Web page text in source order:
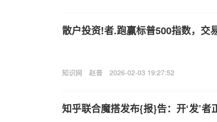
散户投资!者.跑赢标普500指数，交
知识网 赵普 2026-02-03 19:27:52
知乎联合魔搭发布{报}告：开‘发’者